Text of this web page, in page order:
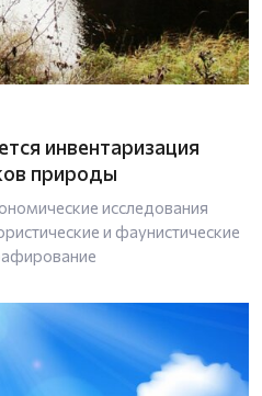
инвентаризация
природы
исследования
и фаунистические